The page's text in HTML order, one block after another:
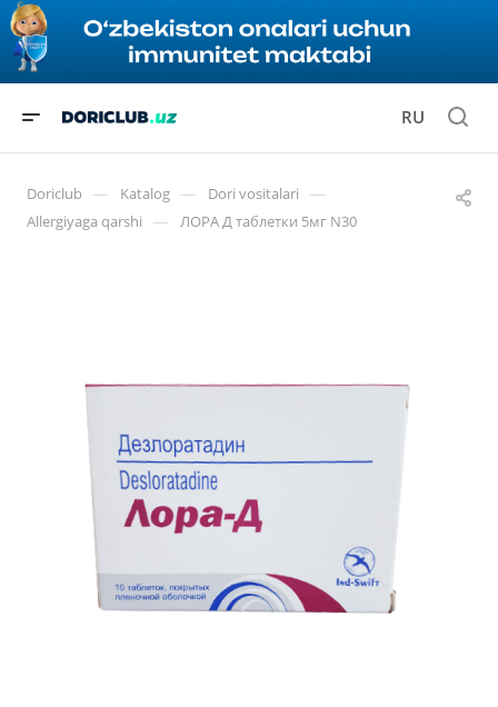
RU
Doriclub — Katalog — Dori vositalari —
Allergiyaga qarshi — ЛОРА Д таблетки 5мг N30